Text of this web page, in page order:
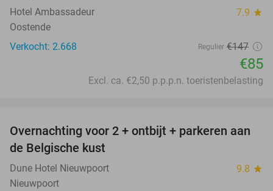
Hotel Ambassadeur 7.9 star
Oostende
Verkocht: 2.668
Regulier €147
€85
Excl. ca. €2,50 p.p.p.n. toeristenbelasting
28%
Overnachting voor 2 + ontbijt + parkeren aan
de Belgische kust
Dune Hotel Nieuwpoort 9.8 star
Nieuwpoort